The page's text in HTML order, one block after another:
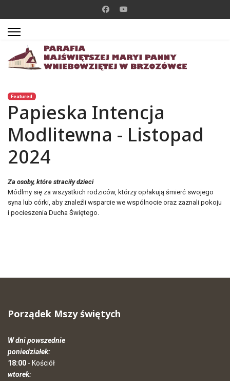
Featured
Papieska Intencja
Modlitewna - Listopad
2024
Za osoby, które straciły dzieci
Módlmy się za wszystkich rodziców, którzy opłakują śmierć swojego
syna lub córki, aby znaleźli wsparcie we wspólnocie oraz zaznali pokoju
i pocieszenia Ducha Świętego.
Porządek Mszy świętych
W dni powszednie
poniedziałek:
18:00 - Kościół
wtorek: